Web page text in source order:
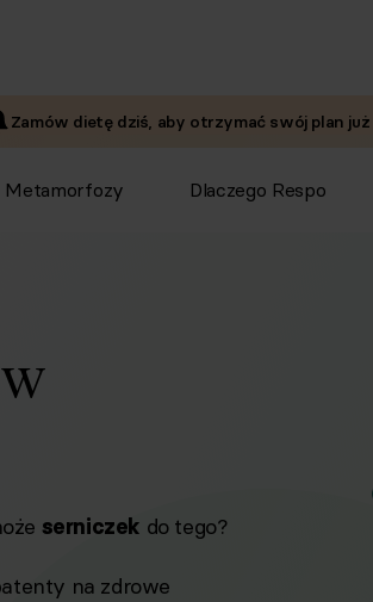
Zamów dietę dziś, aby otrzymać swój plan już
Metamorfozy Dlaczego Respo
w
serniczek do tego?
na zdrowe